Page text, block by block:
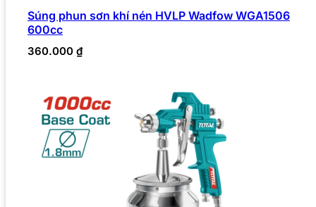
Súng phun sơn khí nén HVLP Wadfow WGA1506
600cc
360.000 ₫